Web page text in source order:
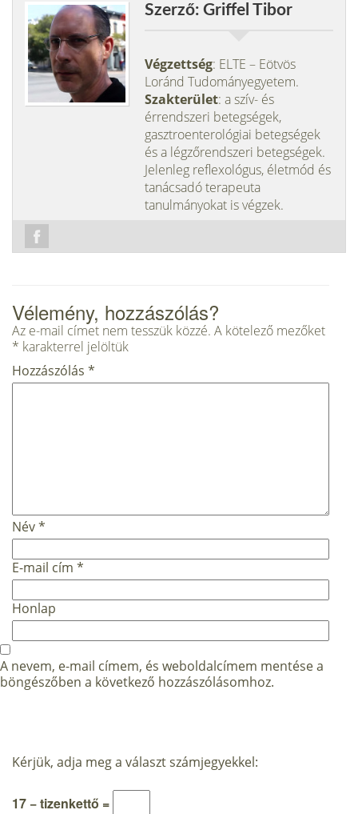
Szerző: Griffel Tibor
Végzettség: ELTE – Eötvös
Loránd Tudományegyetem.
Szakterület: a szív- és
érrendszeri betegségek,
gasztroenterológiai betegségek
és a légzőrendszeri betegségek.
Jelenleg reflexológus, életmód és
tanácsadó terapeuta
tanulmányokat is végzek.
Vélemény, hozzászólás?
Az e-mail címet nem tesszük közzé. A kötelező mezőket
* karakterrel jelöltük
Hozzászólás *
Név*
E-mail cím *
Honlap
A nevem, e-mail címem, és weboldalcímem mentése a
böngészőben a következő hozzászólásomhoz.
Kérjük, adja meg a választ számjegyekkel:
17 − tizenkettő =